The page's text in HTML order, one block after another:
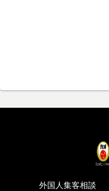
外国人集客相談